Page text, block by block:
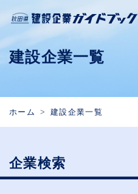
建設企業一覧
ホーム 建設企業一覧
企業検索